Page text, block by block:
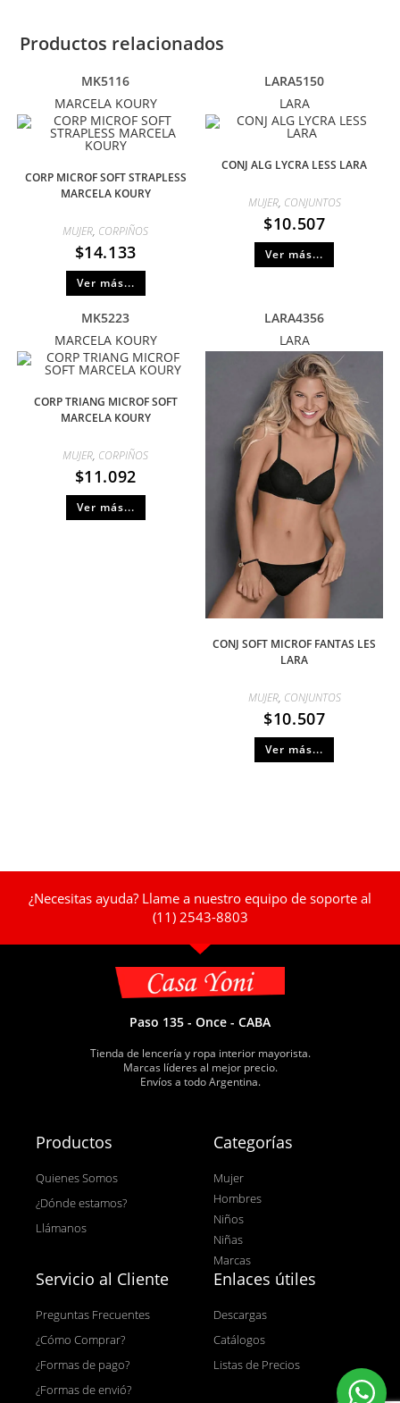
Productos relacionados
MK5116
MARCELA KOURY
CORP MICROF SOFT STRAPLESS
MARCELA KOURY
MUJER, CORPIÑOS
$14.133
Ver más...
LARA5150
LARA
CONJ ALG LYCRA LESS LARA
MUJER, CONJUNTOS
$10.507
Ver más...
MK5223
MARCELA KOURY
CORP TRIANG MICROF SOFT
MARCELA KOURY
MUJER, CORPIÑOS
$11.092
Ver más...
LARA4356
LARA
CONJ SOFT MICROF FANTAS LES
LARA
MUJER, CONJUNTOS
$10.507
Ver más...
¿Necesitas ayuda? Llame a nuestro equipo de soporte al
(11) 2543-8803
Paso 135 - Once - CABA
Tienda de lencería y ropa interior mayorista.
Marcas líderes al mejor precio.
Envíos a todo Argentina.
Productos
Quienes Somos
¿Dónde estamos?
Llámanos
Categorías
Mujer
Hombres
Niños
Niñas
Marcas
Servicio al Cliente
Preguntas Frecuentes
¿Cómo Comprar?
¿Formas de pago?
¿Formas de envió?
Enlaces útiles
Descargas
Catálogos
Listas de Precios